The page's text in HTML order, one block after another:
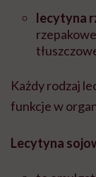
lecytyna
Każdy rodzaj
funkcje w
Lecytyna